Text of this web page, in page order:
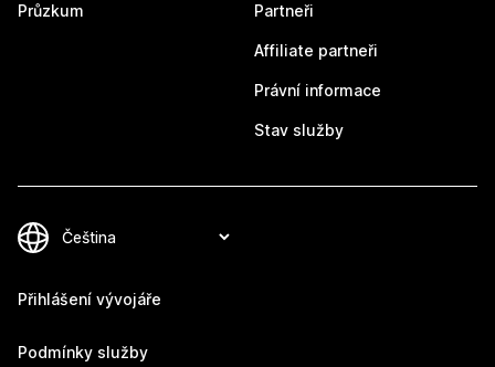
Průzkum Partneři
Affiliate partneři
Právní informace
Stav služby
Přihlášení vývojáře
Podmínky služby